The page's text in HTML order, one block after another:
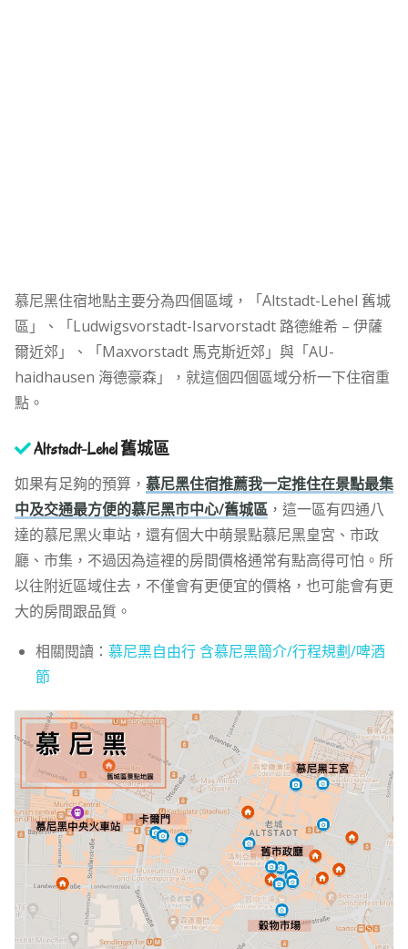
慕尼黑住宿地點主要分為四個區域，「Altstadt-Lehel 舊城
區」、「Ludwigsvorstadt-Isarvorstadt 路德維希 – 伊薩
爾近郊」、「Maxvorstadt 馬克斯近郊」與「AU-
haidhausen 海德豪森」，就這個四個區域分析一下住宿重
點。
Altstadt-Lehel 舊城區
如果有足夠的預算， 慕尼黑住宿推薦我一定推住在景點最集
中及交通最方便的慕尼黑市中心/舊城區，這一區有四通八
達的慕尼黑火車站，還有個大中萌景點慕尼黑皇宮、市政
廳、市集，不過因為這裡的房間價格通常有點高得可怕。所
以往附近區域住去，不僅會有更便宜的價格，也可能會有更
大的房間跟品質。
相關閱讀： 慕尼黑自由行 含慕尼黑簡介/行程規劃/啤酒
節